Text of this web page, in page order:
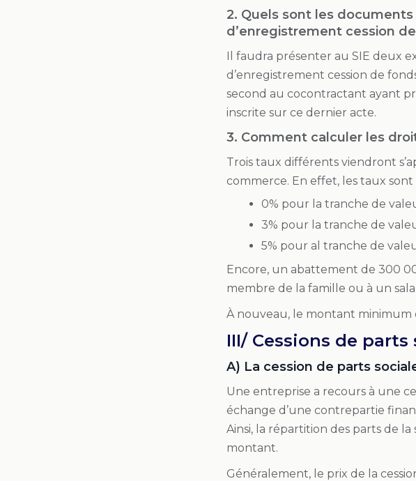
2. Quels sont les
d’enregistrement cession
Il faudra présenter au SIE deux
d’enregistrement cession de
second au cocontractant ayant
inscrite sur ce dernier acte.
3. Comment calculer les
Trois taux différents viendront
commerce. En effet, les taux sont
0% pour la tranche de
3% pour la tranche de
5% pour al tranche de
Encore, un abattement de 300
membre de la famille ou à un
À nouveau, le montant minimum
III/ Cessions de
A) La cession de parts
Une entreprise a recours à une
échange d’une contrepartie
Ainsi, la répartition des parts de
montant.
Généralement, le prix de la